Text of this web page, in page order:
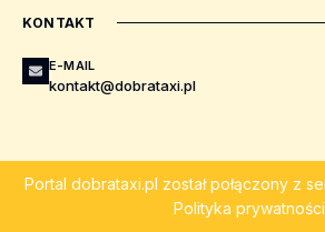
KONTAKT
E-MAIL
kontakt@dobrataxi.pl
Portal dobrataxi.pl został połączony z
Polityka prywatności